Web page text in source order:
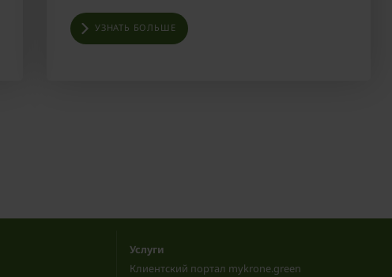
УЗНАТЬ БОЛЬШЕ
Услуги
Клиентский портал mykrone.green